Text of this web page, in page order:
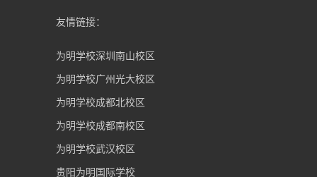
友情链接：
为明学校深圳南山校区
为明学校广州光大校区
为明学校成都北校区
为明学校成都南校区
为明学校武汉校区
贵阳为明国际学校